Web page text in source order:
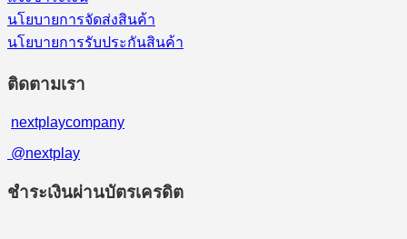
นโยบายการจัดส่งสินค้า
นโยบายการรับประกันสินค้า
ติดตามเรา
nextplaycompany
@nextplay
ชำระเงินผ่านบัตรเครดิต